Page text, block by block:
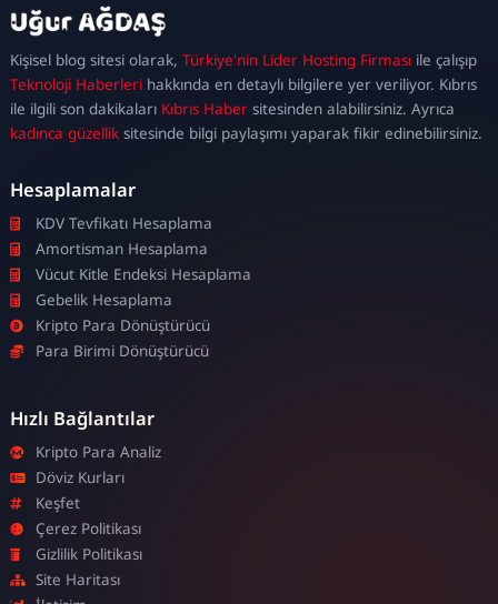
Kişisel blog sitesi olarak,Türkiye'nin Lider Hosting Firması ile çalışıp
Teknoloji Haberleri hakkında en detaylı bilgilere yer veriliyor. Kıbrıs
ile ilgili son dakikaları Kıbrıs Haber sitesinden alabilirsiniz. Ayrıca
kadınca güzellik sitesinde bilgi paylaşımı yaparak fikir edinebilirsiniz.
kadıköy
escortmaltepe
escortataşehir
escortümraniye
escort
Hesaplamalar
KDV Tevfikatı Hesaplama
Amortisman Hesaplama
Vücut Kitle Endeksi Hesaplama
Gebelik Hesaplama
Kripto Para Dönüştürücü
Para Birimi Dönüştürücü
Hızlı Bağlantılar
Kripto Para Analiz
Döviz Kurları
Keşfet
Çerez Politikası
Gizlilik Politikası
Site Haritası